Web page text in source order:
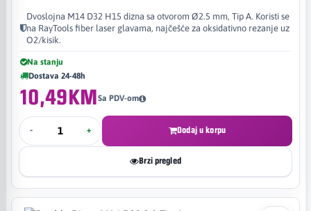
Dvoslojna M14 D32 H15 dizna sa otvorom Ø2.5 mm, Tip A. Koristi se
na RayTools fiber laser glavama, najčešće za oksidativno rezanje uz
O2/kisik.
Na stanju
Dostava 24-48h
10,49KMSa PDV-om
- + Dodaj u korpu
Brzi pregled